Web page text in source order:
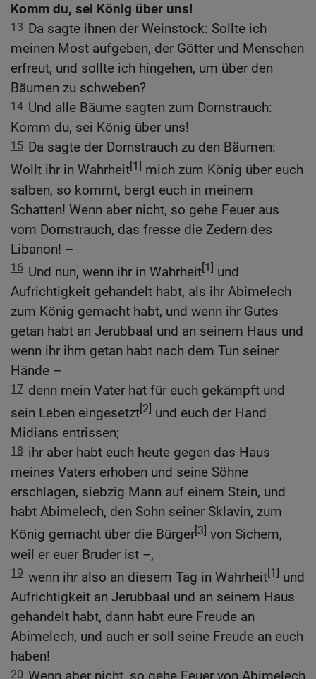
Komm du, sei König über uns!
13 Da sagte ihnen der Weinstock: Sollte ich
meinen Most aufgeben, der Götter und Menschen
erfreut, und sollte ich hingehen, um über den
Bäumen zu schweben?
14 Und alle Bäume sagten zum Dornstrauch:
Komm du, sei König über uns!
15 Da sagte der Dornstrauch zu den Bäumen:
Wollt ihr in Wahrheit[1] mich zum König über euch
salben, so kommt, bergt euch in meinem
Schatten! Wenn aber nicht, so gehe Feuer aus
vom Dornstrauch, das fresse die Zedern des
Libanon! –
16 Und nun, wenn ihr in Wahrheit[1] und
Aufrichtigkeit gehandelt habt, als ihr Abimelech
zum König gemacht habt, und wenn ihr Gutes
getan habt an Jerubbaal und an seinem Haus und
wenn ihr ihm getan habt nach dem Tun seiner
Hände –
17 denn mein Vater hat für euch gekämpft und
sein Leben eingesetzt[2] und euch der Hand
Midians entrissen;
18 ihr aber habt euch heute gegen das Haus
meines Vaters erhoben und seine Söhne
erschlagen, siebzig Mann auf einem Stein, und
habt Abimelech, den Sohn seiner Sklavin, zum
König gemacht über die Bürger[3] von Sichem,
weil er euer Bruder ist –,
19 wenn ihr also an diesem Tag in Wahrheit[1] und
Aufrichtigkeit an Jerubbaal und an seinem Haus
gehandelt habt, dann habt eure Freude an
Abimelech, und auch er soll seine Freude an euch
haben!
20